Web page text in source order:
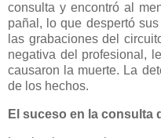
consulta y encontró al
pañal, lo que despertó
las grabaciones del
negativa del profesional,
causaron la muerte. La
de los hechos.
El suceso en la consulta